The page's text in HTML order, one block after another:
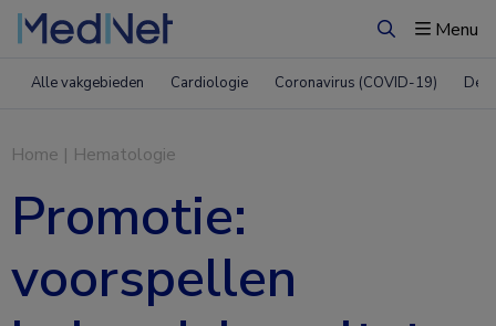
ZoekenMenu
Alle vakgebieden Cardiologie Coronavirus (COVID-19)
Home | Hematologie
Promotie:
voorspellen